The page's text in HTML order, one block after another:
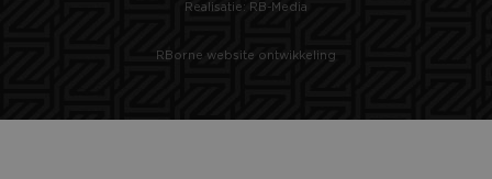
Realisatie: RB-Media
RBorne website ontwikkeling